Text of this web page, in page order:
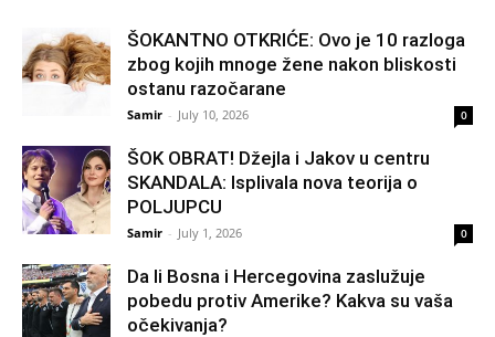
ŠOKANTNO OTKRIĆE: Ovo je 10 razloga
zbog kojih mnoge žene nakon bliskosti
ostanu razočarane
Samir - July 10, 2026 0
ŠOK OBRAT! Džejla i Jakov u centru
SKANDALA: Isplivala nova teorija o
POLJUPCU
Samir - July 1, 2026 0
Da li Bosna i Hercegovina zaslužuje
pobedu protiv Amerike? Kakva su vaša
očekivanja?